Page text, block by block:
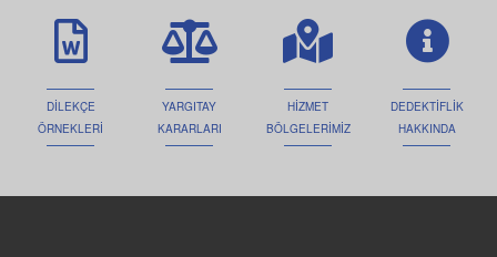
DİLEKÇE
ÖRNEKLERİ
YARGITAY
KARARLARI
HİZMET
BÖLGELERİMİZ
DEDEKTİFLİK
HAKKINDA